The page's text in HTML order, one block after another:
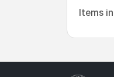
Items